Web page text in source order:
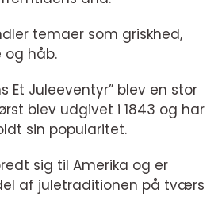
temaer som griskhed,
og håb.
Et Juleeventyr” blev en stor
blev udgivet i 1843 og har
sin popularitet.
sig til Amerika og er
af juletraditionen på tværs